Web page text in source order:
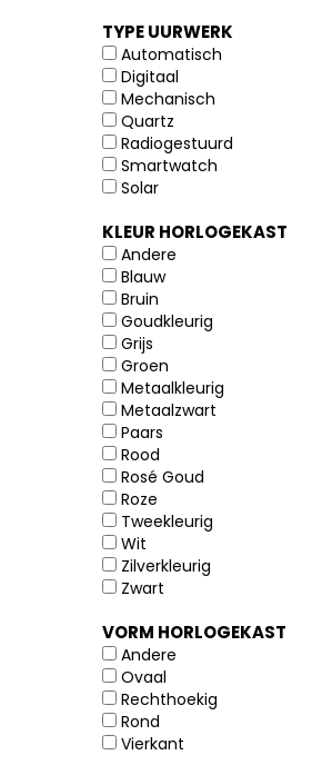
TYPE UURWERK
Automatisch
Digitaal
Mechanisch
Quartz
Radiogestuurd
Smartwatch
Solar
KLEUR HORLOGEKAST
Andere
Blauw
Bruin
Goudkleurig
Grijs
Groen
Metaalkleurig
Metaalzwart
Paars
Rood
Rosé Goud
Roze
Tweekleurig
Wit
Zilverkleurig
Zwart
VORM HORLOGEKAST
Andere
Ovaal
Rechthoekig
Rond
Vierkant